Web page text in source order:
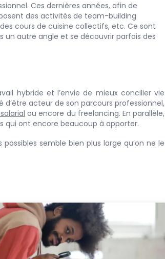
Ces dernières années, afin de
des activités de team-building
cours de cuisine collectifs, etc. Ce sont
un autre angle et se découvrir parfois des
hybride et l’envie de mieux concilier vie
d’être acteur de son parcours professionnel,
ou encore du freelancing. En parallèle,
qui ont encore beaucoup à apporter.
semble bien plus large qu’on ne le